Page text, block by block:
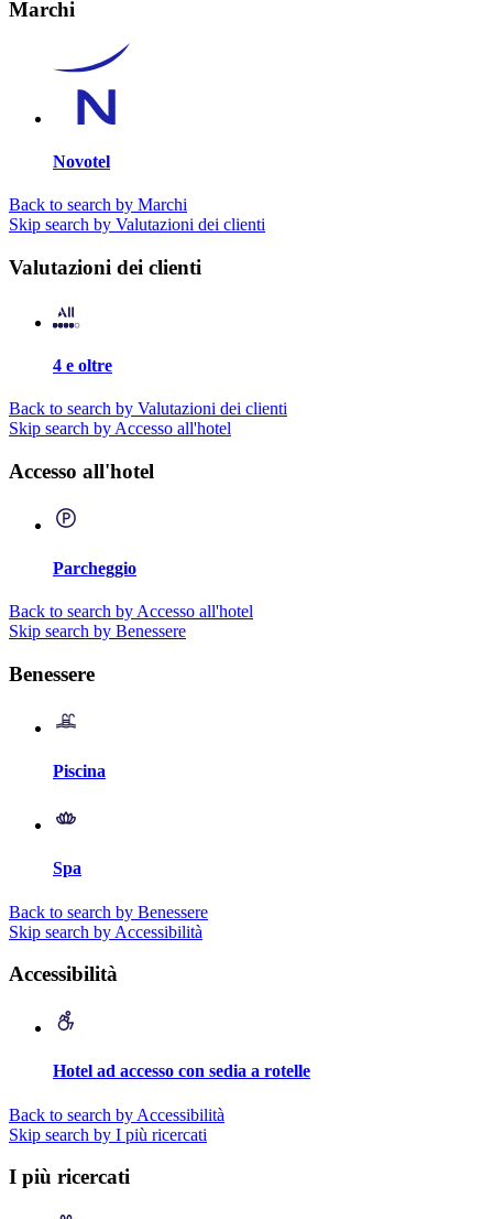
Marchi
Novotel
Back to search by Marchi
Skip search by Valutazioni dei clienti
Valutazioni dei clienti
4 e oltre
Back to search by Valutazioni dei clienti
Skip search by Accesso all'hotel
Accesso all'hotel
Parcheggio
Back to search by Accesso all'hotel
Skip search by Benessere
Benessere
Piscina
Spa
Back to search by Benessere
Skip search by Accessibilità
Accessibilità
Hotel ad accesso con sedia a rotelle
Back to search by Accessibilità
Skip search by I più ricercati
I più ricercati